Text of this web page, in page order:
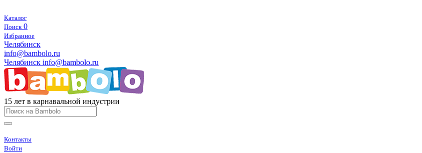
Каталог
Поиск 0
Избранное
Челябинск
info@bambolo.ru
Челябинск info@bambolo.ru
15 лет в карнавальной индустрии
Контакты
Войти